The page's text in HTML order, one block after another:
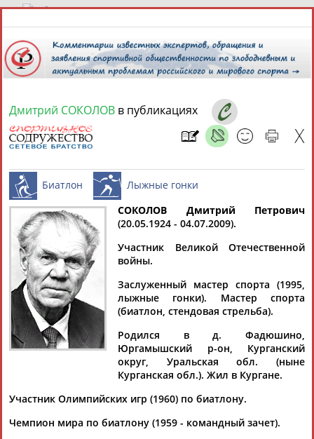
8 августа 2026 года,06:38
Найдено: 13181 Расширенный поиск
Аслаудин
АБАЕВ
Елена
АБАИМОВА
АБАКУМОВА
Юлия
АБАЛАКИНА
Дмитрий
АБАРЕНОВ
Тамилла
АБАСОВА
Рамазан
Ростом
АБАШИДЗЕ
Флюра
БУЛАТОВА
Татьяна
Акжана
Артур
Дмитрий СОКОЛОВ в публикациях
Биатлон Лыжные гонки
СОКОЛОВ Дмитрий Петрович
(20.05.1924 - 04.07.2009).
Участник Великой Отечественной
войны.
Заслуженный мастер спорта (1995,
лыжные гонки). Мастер спорта
(биатлон, стендовая стрельба).
Родился в д. Фадюшино,
Юргамышский р-он, Курганский
округ, Уральская обл. (ныне
Курганская обл.). Жил в Кургане.
Участник Олимпийских игр (1960) по биатлону.
Чемпион мира по биатлону (1959 - командный зачет).